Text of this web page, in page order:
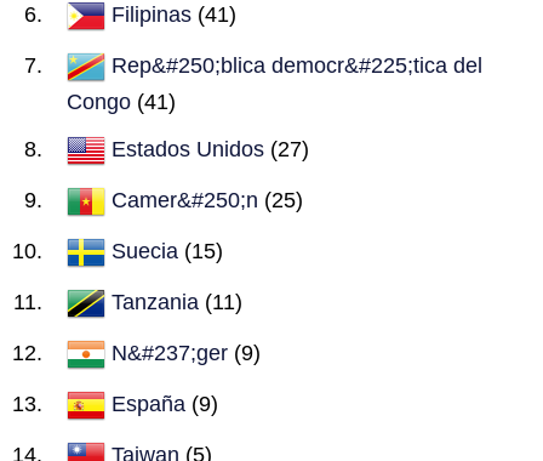
Filipinas (41)
Rep&#250;blica democr&#225;tica del
Congo (41)
Estados Unidos (27)
Camer&#250;n (25)
Suecia (15)
Tanzania (11)
N&#237;ger (9)
España (9)
Taiwan (5)